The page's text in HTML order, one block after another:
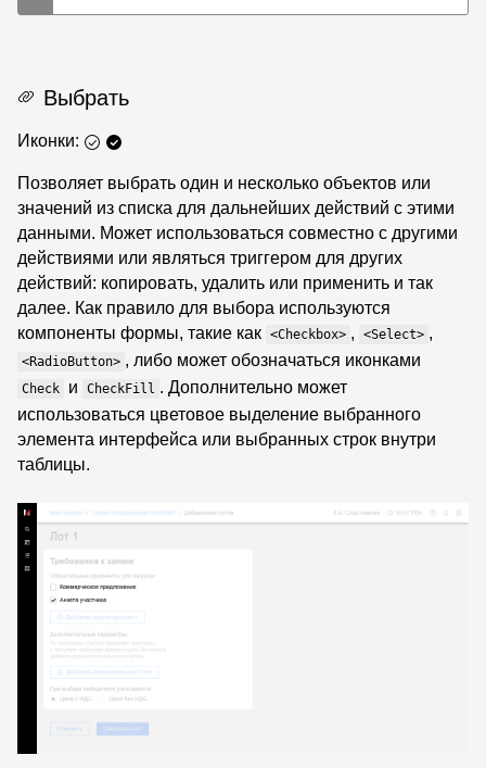
Выбрать
Иконки:
Позволяет выбрать один и несколько объектов или
значений из списка для дальнейших действий с этими
данными. Может использоваться совместно с другими
действиями или являться триггером для других
действий: копировать, удалить или применить и так
далее. Как правило для выбора используются
компоненты формы, такие как <Checkbox> , <Select> ,
<RadioButton> , либо может обозначаться иконками
Check и CheckFill . Дополнительно может
использоваться цветовое выделение выбранного
элемента интерфейса или выбранных строк внутри
таблицы.